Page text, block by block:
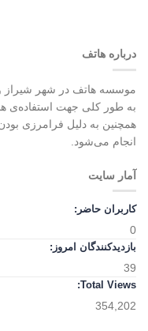
درباره هاتف
موسسه هاتف در شهر شیراز
به طور کلی جهت استفاده‌ی
همچنین به دلیل فرامرزی
انجام می‌شود.
آمار سایت
کاربران حاضر:
0
بازدیدکنندگان امروز:
39
Total Views:
354,202